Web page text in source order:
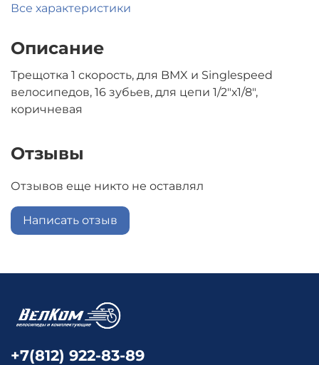
Все характеристики
Описание
Трещотка 1 скорость, для BMX и Singlespeed
велосипедов, 16 зубьев, для цепи 1/2"х1/8",
коричневая
Отзывы
Отзывов еще никто не оставлял
Написать отзыв
+7(812) 922-83-89